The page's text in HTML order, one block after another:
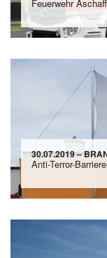
Feuerwehr
30.07.2019 –
Anti-Terror-